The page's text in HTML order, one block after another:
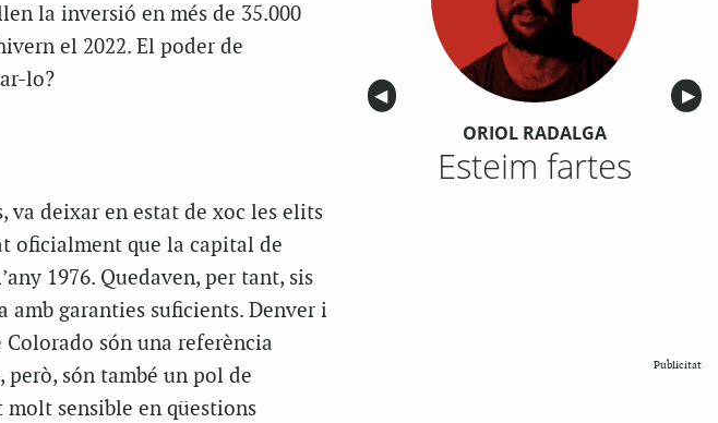
la inversió en més de 35.000
el 2022. El poder de
lo?
va deixar en estat de xoc les elits
oficialment que la capital de
1976. Quedaven, per tant, sis
garanties suficients. Denver i
Colorado són una referència
són també un pol de
sensible en qüestions
Anterior
◀︎ ▶︎
ORIOL RADALGA
Esteim fartes
Publicitat